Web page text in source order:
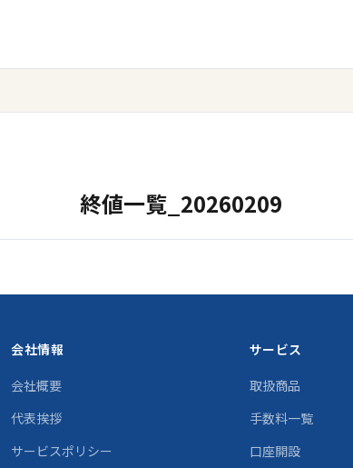
終値一覧_20260209
会社情報
会社概要
代表挨拶
サービスポリシー
サービス
取扱商品
手数料一覧
口座開設